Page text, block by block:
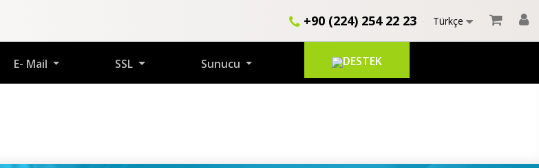
+90 (224) 254 22 23 Türkçe
E- Mail SSL Sunucu DESTEK